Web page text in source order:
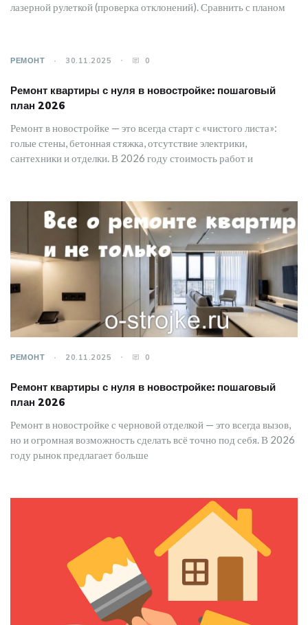
лазерной рулеткой (проверка отклонений). Сравнить с планом
РЕМОНТ 30.11.2025 0
Ремонт квартиры с нуля в новостройке: пошаговый
план 2026
Ремонт в новостройке — это всегда старт с «чистого листа»:
голые стены, бетонная стяжка, отсутствие электрики,
сантехники и отделки. В 2026 году стоимость работ и
РЕМОНТ 20.11.2025 0
Ремонт квартиры с нуля в новостройке: пошаговый
план 2026
Ремонт в новостройке с черновой отделкой — это всегда вызов,
но и огромная возможность сделать всё точно под себя. В 2026
году рынок предлагает больше